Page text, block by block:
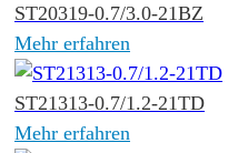
ST20319-0.7/3.0-21BZ
Mehr erfahren
ST21313-0.7/1.2-21TD
Mehr erfahren